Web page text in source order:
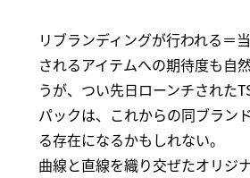
リブランディングが行われる＝
されるアイテムへの期待度も自
うが、つい先日ローンチされた
パックは、これからの同ブラン
る存在になるかもしれない。
曲線と直線を織り交ぜたオリジ